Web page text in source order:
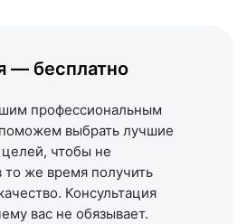
— бесплатно
профессиональным
выбрать лучшие
чтобы не
то же время получить
Консультация
вас не обязывает.